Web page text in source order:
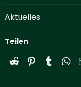
Aktuelles
Teilen
Reddit PinterestTumblr